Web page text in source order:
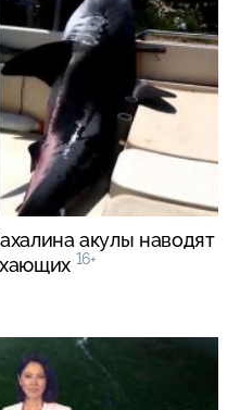
акулы наводят
16+